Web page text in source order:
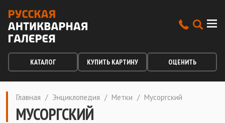
КАТАЛОГ КУПИТЬ КАРТИНУ ОЦЕНИТЬ
Главная / Энциклопедия / Метки / Мусоргский
МУСОРГСКИЙ